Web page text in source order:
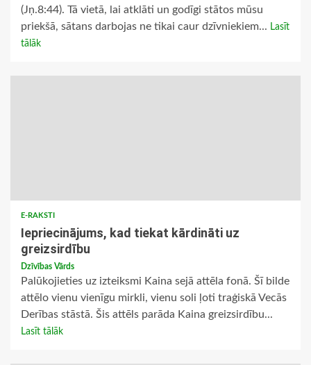
(Jņ.8:44). Tā vietā, lai atklāti un godīgi stātos mūsu
priekšā, sātans darbojas ne tikai caur dzīvniekiem... Lasīt
tālāk
E-RAKSTI
Iepriecinājums, kad tiekat kārdināti uz
greizsirdību
Dzīvības Vārds
Palūkojieties uz izteiksmi Kaina sejā attēla fonā. Šī bilde
attēlo vienu vienīgu mirkli, vienu soli ļoti tra­ģiskā Vecās
Derības stāstā. Šis attēls parāda Kai­na greizsirdību...
Lasīt tālāk